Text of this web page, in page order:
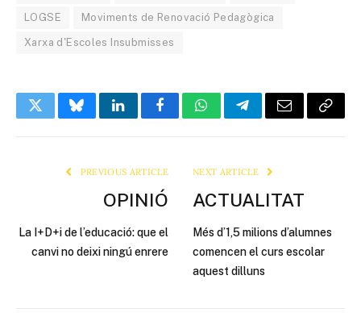
LOGSE Moviments de Renovació Pedagògica
Xarxa d'Escoles Insubmisses
TwitterBlueskyLinkedInFacebookWhatsAppTelegramEmail Copy
PREVIOUS ARTICLE
OPINIÓ
La I+D+i de l’educació: que el
canvi no deixi ningú enrere
NEXT ARTICLE
ACTUALITAT
Més d’1,5 milions d’alumnes
comencen el curs escolar
aquest dilluns